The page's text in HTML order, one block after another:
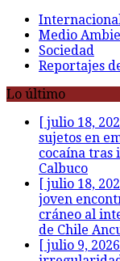
Medio
Sociedad
Reportajes
Lo último
[ julio 18,
sujetos en
cocaína tras
Calbuco
[ julio 18,
joven
cráneo al
de Chile
[ julio 9,